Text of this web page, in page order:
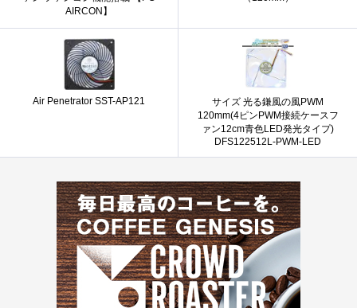
AIRCON】
Air Penetrator SST-AP121
サイズ 光る鎌風の風PWM
120mm(4ピンPWM接続ケースフ
ァン12cm青色LED発光タイプ)
DFS122512L-PWM-LED